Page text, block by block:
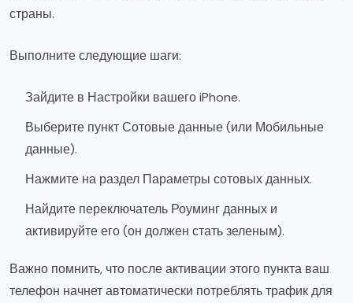
страны.
Выполните следующие шаги:
Зайдите в Настройки вашего iPhone.
Выберите пункт Сотовые данные (или Мобильные
данные).
Нажмите на раздел Параметры сотовых данных.
Найдите переключатель Роуминг данных и
активируйте его (он должен стать зеленым).
Важно помнить, что после активации этого пункта ваш
телефон начнет автоматически потреблять трафик для